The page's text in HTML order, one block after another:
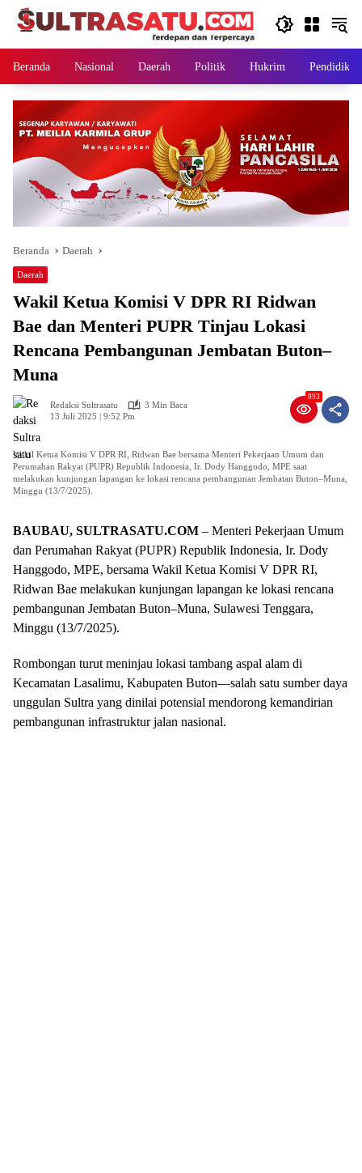
Langsung
Beranda Nasional Daerah Politik Hukrim Pendidikan
Beranda Daerah
Daerah
Wakil Ketua Komisi V DPR RI Ridwan
Bae dan Menteri PUPR Tinjau Lokasi
Rencana Pembangunan Jembatan Buton–
Muna
Redaksi Sultrasatu
3 Min Baca
13 Juli 2025 | 9:52 Pm
893
Wakil Ketua Komisi V DPR RI, Ridwan Bae bersama Menteri Pekerjaan Umum dan
Perumahan Rakyat (PUPR) Republik Indonesia, Ir. Dody Hanggodo, MPE saat
melakukan kunjungan lapangan ke lokasi rencana pembangunan Jembatan Buton–Muna,
Minggu (13/7/2025).
BAUBAU, SULTRASATU.COM – Menteri Pekerjaan Umum
dan Perumahan Rakyat (PUPR) Republik Indonesia, Ir. Dody
Hanggodo, MPE, bersama Wakil Ketua Komisi V DPR RI,
Ridwan Bae melakukan kunjungan lapangan ke lokasi rencana
pembangunan Jembatan Buton–Muna, Sulawesi Tenggara,
Minggu (13/7/2025).
Rombongan turut meninjau lokasi tambang aspal alam di
Kecamatan Lasalimu, Kabupaten Buton—salah satu sumber daya
unggulan Sultra yang dinilai potensial mendorong kemandirian
pembangunan infrastruktur jalan nasional.